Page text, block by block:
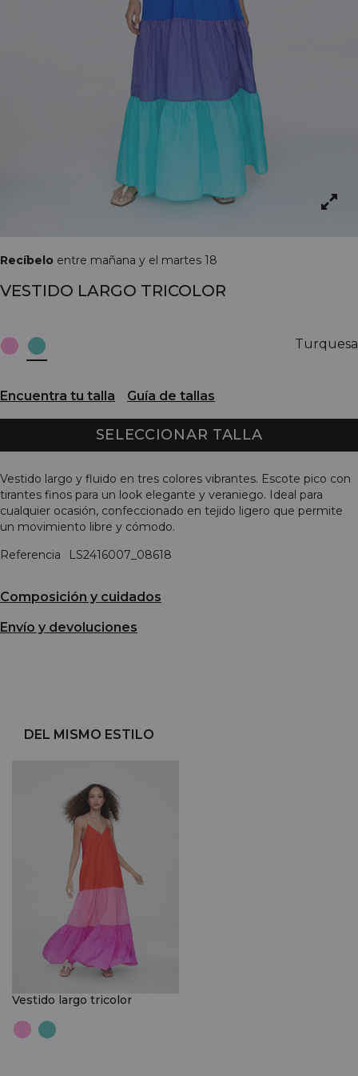
Recíbelo entre mañana y el martes 18
VESTIDO LARGO TRICOLOR
Turquesa
Encuentra tu talla Guía de tallas
SELECCIONAR TALLA
Vestido largo y fluido en tres colores vibrantes. Escote pico con
tirantes finos para un look elegante y veraniego. Ideal para
cualquier ocasión, confeccionado en tejido ligero que permite
un movimiento libre y cómodo.
Referencia
LS2416007_08618
Composición y cuidados
Envío y devoluciones
DEL MISMO ESTILO
Vestido largo tricolor